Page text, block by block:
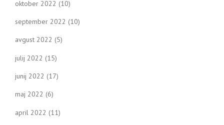
oktober 2022 (10)
september 2022 (10)
avgust 2022 (5)
julij 2022 (15)
junij 2022 (17)
maj 2022 (6)
april 2022 (11)